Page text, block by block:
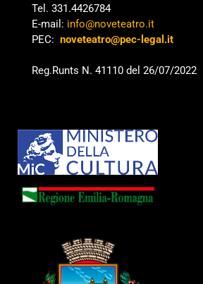
Tel. 331.4426784
E-mail: info@noveteatro.it
PEC: noveteatro@pec-legal.it
Reg.Runts N. 41110 del 26/07/2022